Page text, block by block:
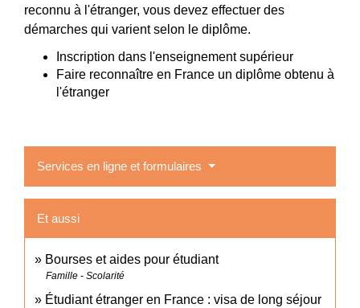
reconnu à l'étranger, vous devez effectuer des
démarches qui varient selon le diplôme.
Inscription dans l'enseignement supérieur
Faire reconnaître en France un diplôme obtenu à
l'étranger
Services en ligne et formulaires
Et aussi
Bourses et aides pour étudiant
Famille - Scolarité
Étudiant étranger en France : visa de long séjour